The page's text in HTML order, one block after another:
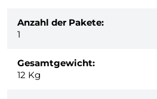
Anzahl der Pakete:
1
Gesamtgewicht:
12 Kg